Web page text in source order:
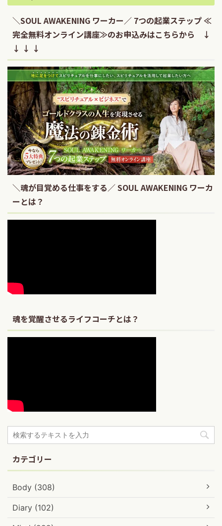
＼SOUL AWAKENING ワーカー／ 7つの起業ステップ ≪
完全無料オンライン講座≫のお申込みはこちらから ↓
↓ ↓ ↓
＼魂が目覚める仕事をする／ SOUL AWAKENING ワーカ
ーとは？
魂を覚醒させるライフコーチとは？
カテゴリー
Body (308)
Diary (102)